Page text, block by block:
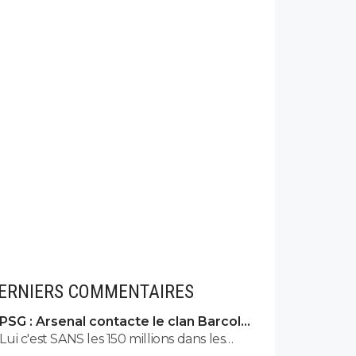
COMMENTAIRES
PSG : Arsenal contacte le clan Barcola,
le feuilleton relancé
Lui c'est SANS les 150 millions dans les